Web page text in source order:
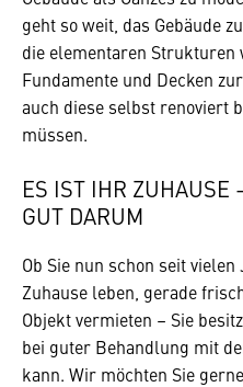
geht so weit, das Gebäude
die elementaren Strukturen
Fundamente und Decken
auch diese selbst renoviert
müssen.
ES IST IHR ZUHAUSE
GUT DARUM
Ob Sie nun schon seit
Zuhause leben, gerade
Objekt vermieten – Sie
bei guter Behandlung mit
kann. Wir möchten Sie